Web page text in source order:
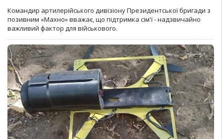
Командир артилерійського дивізіону Президентської бригади з
позивним «Махно» вважає, що підтримка сім'ї - надзвичайно
важливий фактор для військового.